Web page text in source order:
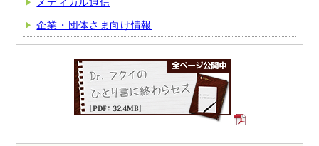
企業・団体さま向け情報